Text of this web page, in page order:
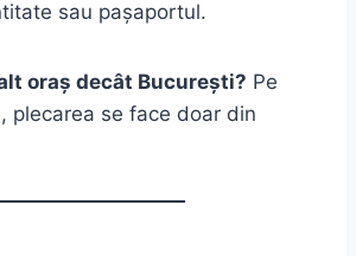
sau pașaportul.
oraș decât București? Pe
plecarea se face doar din